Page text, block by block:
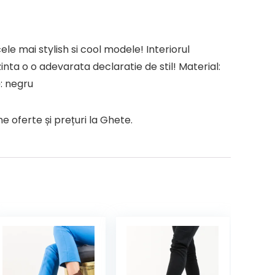
mai stylish si cool modele! Interiorul
o o adevarata declaratie de stil! Material:
negru
oferte și prețuri la Ghete.